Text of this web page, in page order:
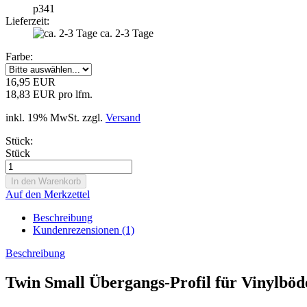
p341
Lieferzeit:
ca. 2-3 Tage
Farbe:
16,95 EUR
18,83 EUR pro lfm.
inkl. 19% MwSt. zzgl. Versand
Stück:
Stück
Auf den Merkzettel
Beschreibung
Kundenrezensionen (1)
Beschreibung
Twin Small Übergangs-Profil für